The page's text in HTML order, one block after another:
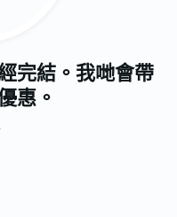
完結。我哋會帶
惠。